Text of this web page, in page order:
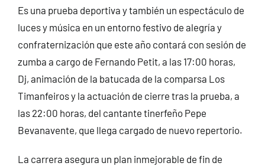
Es una prueba deportiva y también un espectáculo de
luces y música en un entorno festivo de alegría y
confraternización que este año contará con sesión de
zumba a cargo de Fernando Petit, a las 17:00 horas,
Dj, animación de la batucada de la comparsa Los
Timanfeiros y la actuación de cierre tras la prueba, a
las 22:00 horas, del cantante tinerfeño Pepe
Bevanavente, que llega cargado de nuevo repertorio.
La carrera asegura un plan inmejorable de fin de